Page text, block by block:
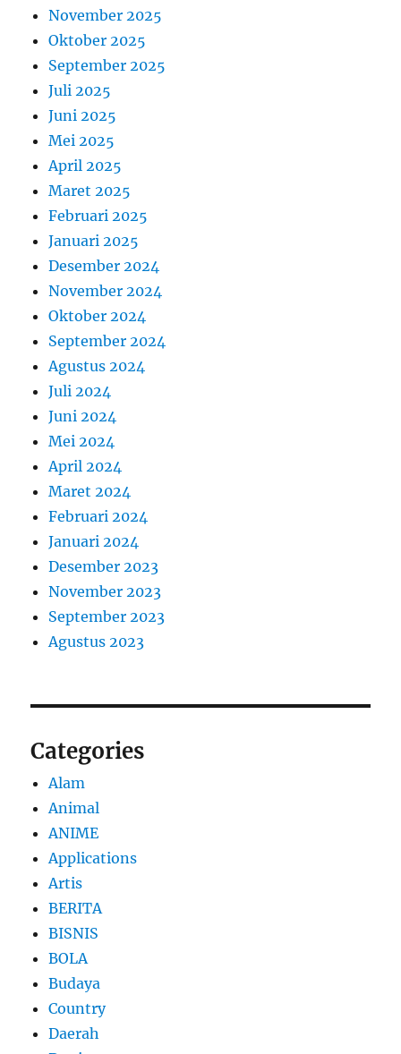
November 2025
Oktober 2025
September 2025
Juli 2025
Juni 2025
Mei 2025
April 2025
Maret 2025
Februari 2025
Januari 2025
Desember 2024
November 2024
Oktober 2024
September 2024
Agustus 2024
Juli 2024
Juni 2024
Mei 2024
April 2024
Maret 2024
Februari 2024
Januari 2024
Desember 2023
November 2023
September 2023
Agustus 2023
Categories
Alam
Animal
ANIME
Applications
Artis
BERITA
BISNIS
BOLA
Budaya
Country
Daerah